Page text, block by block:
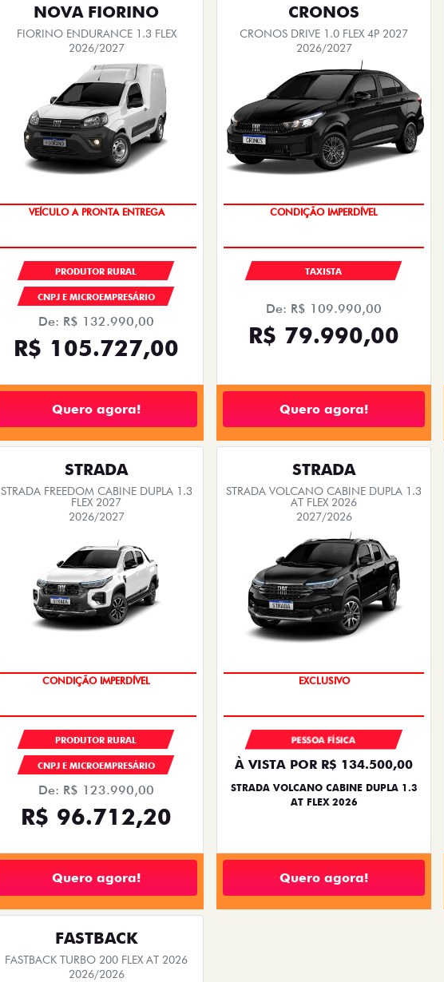
NOVA FIORINO
FIORINO ENDURANCE 1.3 FLEX
2026/2027
VEÍCULO A PRONTA ENTREGA
PRODUTOR RURAL
CNPJ E MICROEMPRESÁRIO
De: R$ 132.990,00
R$ 105.727,00
Quero agora!
CRONOS
CRONOS DRIVE 1.0 FLEX 4P 2027
2026/2027
CONDIÇÃO IMPERDÍVEL
TAXISTA
De: R$ 109.990,00
R$ 79.990,00
Quero agora!
STRADA
STRADA FREEDOM CABINE DUPLA 1.3
FLEX 2027
2026/2027
CONDIÇÃO IMPERDÍVEL
PRODUTOR RURAL
CNPJ E MICROEMPRESÁRIO
De: R$ 123.990,00
R$ 96.712,20
Quero agora!
STRADA
STRADA VOLCANO CABINE DUPLA 1.3
AT FLEX 2026
2027/2026
SUPERVALORIZAÇÃO DO USADO
PESSOA FÍSICA
À VISTA POR R$ 134.500,00
STRADA VOLCANO CABINE DUPLA 1.3
AT FLEX 2026
Quero agora!
FASTBACK
FASTBACK TURBO 200 FLEX AT 2026
2026/2026